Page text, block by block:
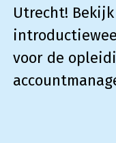
Utrecht!
voor de